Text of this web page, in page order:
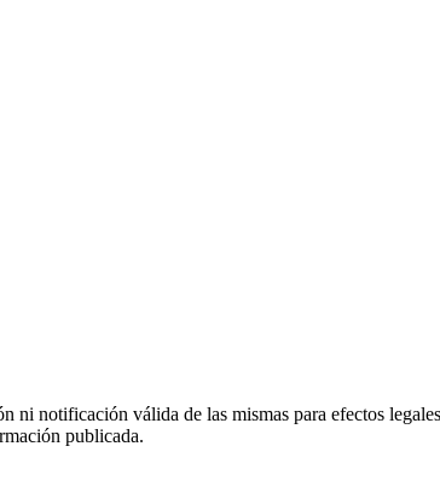
ni notificación válida de las mismas para efectos
publicada.